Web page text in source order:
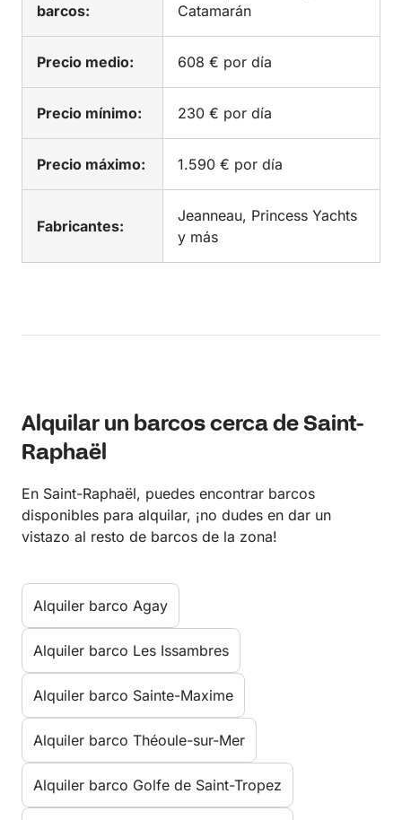
barcos:
Catamarán
Precio medio: 608 € por día
Precio mínimo: 230 € por día
Precio máximo: 1.590 € por día
Fabricantes:
Jeanneau, Princess Yachts
y más
Alquilar un barcos cerca de Saint-
Raphaël
En Saint-Raphaël, puedes encontrar barcos
disponibles para alquilar, ¡no dudes en dar un
vistazo al resto de barcos de la zona!
Alquiler barco Agay
Alquiler barco Les Issambres
Alquiler barco Sainte-Maxime
Alquiler barco Théoule-sur-Mer
Alquiler barco Golfe de Saint-Tropez